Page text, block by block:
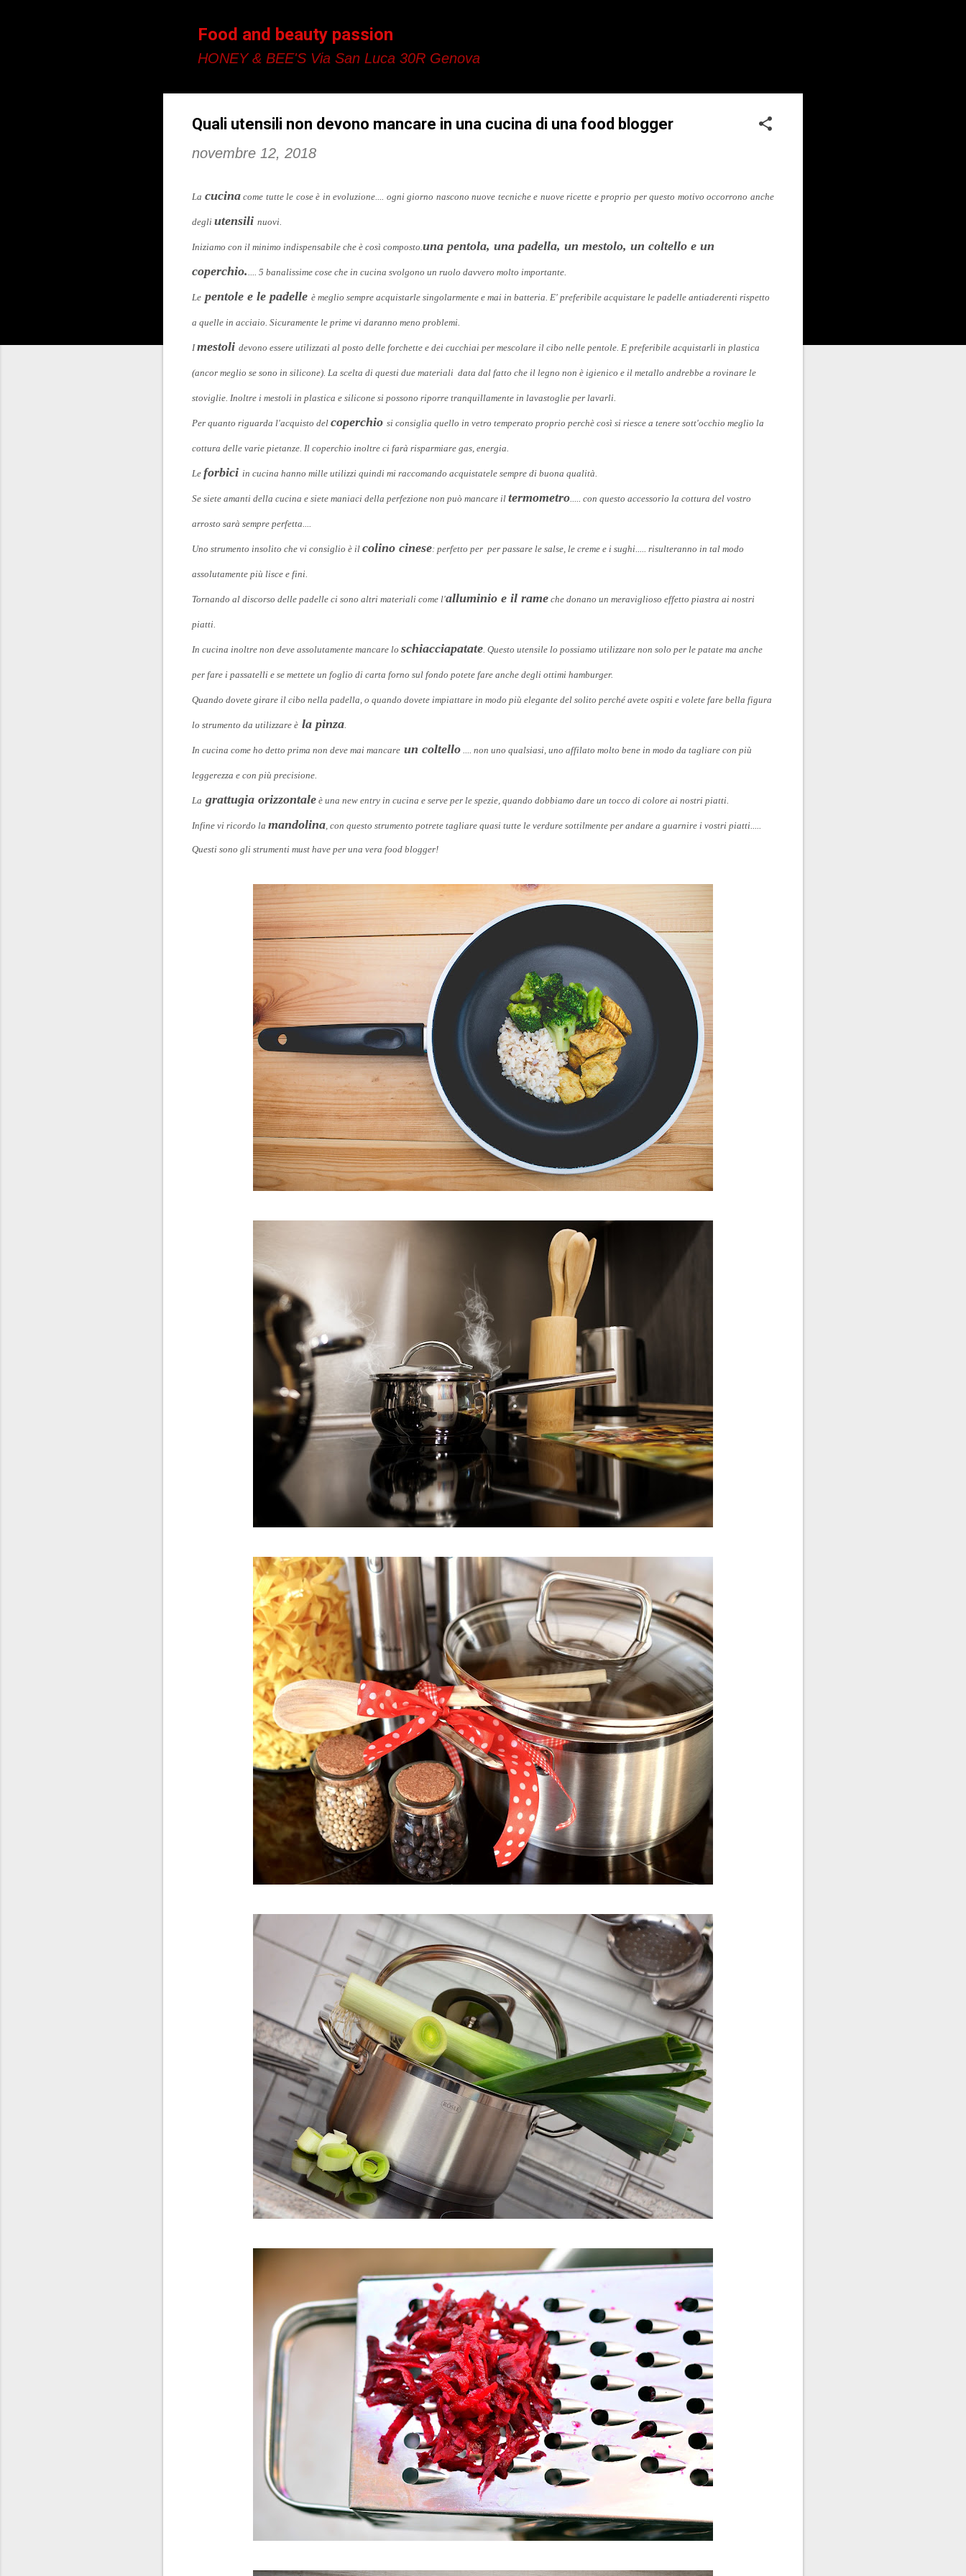
Food and beauty passion
HONEY & BEE'S Via San Luca 30R Genova
Quali utensili non devono mancare in una cucina di una food blogger
novembre 12, 2018
La cucinacome tutte le cose è in evoluzione.... ogni giorno nascono nuove tecniche e nuove ricette e proprio per questo motivo occorrono anche
degli utensili nuovi.
Iniziamo con il minimo indispensabile che è così composto.una pentola, una padella, un mestolo, un coltello e un
coperchio..... 5 banalissime cose che in cucina svolgono un ruolo davvero molto importante.
Le pentole e le padelle è meglio sempre acquistarle singolarmente e mai in batteria. E' preferibile acquistare le padelle antiaderenti rispetto
a quelle in acciaio. Sicuramente le prime vi daranno meno problemi.
Imestoli devono essere utilizzati al posto delle forchette e dei cucchiai per mescolare il cibo nelle pentole. E preferibile acquistarli in plastica
(ancor meglio se sono in silicone). La scelta di questi due materiali data dal fatto che il legno non è igienico e il metallo andrebbe a rovinare le
stoviglie. Inoltre i mestoli in plastica e silicone si possono riporre tranquillamente in lavastoglie per lavarli.
Per quanto riguarda l'acquisto del coperchio si consiglia quello in vetro temperato proprio perchè così si riesce a tenere sott'occhio meglio la
cottura delle varie pietanze. Il coperchio inoltre ci farà risparmiare gas, energia.
Le forbici in cucina hanno mille utilizzi quindi mi raccomando acquistatele sempre di buona qualità.
Se siete amanti della cucina e siete maniaci della perfezione non può mancare il termometro..... con questo accessorio la cottura del vostro
arrosto sarà sempre perfetta....
Uno strumento insolito che vi consiglio è il colino cinese: perfetto per per passare le salse, le creme e i sughi..... risulteranno in tal modo
assolutamente più lisce e fini.
Tornando al discorso delle padelle ci sono altri materiali come l'alluminio e il rame che donano un meraviglioso effetto piastra ai nostri
piatti.
In cucina inoltre non deve assolutamente mancare lo schiacciapatate. Questo utensile lo possiamo utilizzare non solo per le patate ma anche
per fare i passatelli e se mettete un foglio di carta forno sul fondo potete fare anche degli ottimi hamburger.
Quando dovete girare il cibo nella padella, o quando dovete impiattare in modo più elegante del solito perché avete ospiti e volete fare bella figura
lo strumento da utilizzare è la pinza.
In cucina come ho detto prima non deve mai mancare un coltello .... non uno qualsiasi, uno affilato molto bene in modo da tagliare con più
leggerezza e con più precisione.
La grattugia orizzontale è una new entry in cucina e serve per le spezie, quando dobbiamo dare un tocco di colore ai nostri piatti.
Infine vi ricordo la mandolina, con questo strumento potrete tagliare quasi tutte le verdure sottilmente per andare a guarnire i vostri piatti.....
Questi sono gli strumenti must have per una vera food blogger!